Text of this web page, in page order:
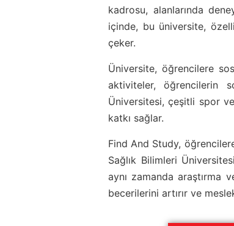
kadrosu, alanlarında
içinde, bu üniversite,
çeker.
Üniversite, öğrencilere
aktiviteler, öğrencilerin
Üniversitesi, çeşitli spor
katkı sağlar.
Find And Study,
Sağlık Bilimleri
aynı zamanda araştırma
becerilerini artırır ve